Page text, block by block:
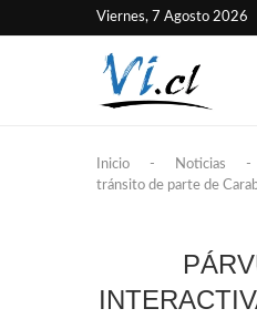
Viernes, 7 Agosto 2026
Inicio - Noticias -
tránsito de parte de